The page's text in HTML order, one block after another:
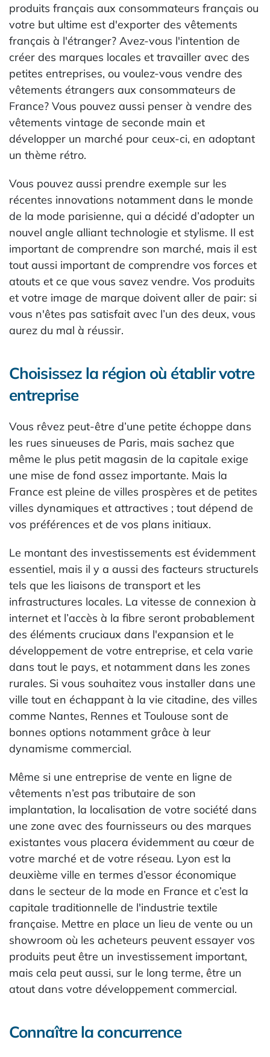
produits français aux consommateurs français ou
votre but ultime est d'exporter des vêtements
français à l'étranger? Avez-vous l'intention de
créer des marques locales et travailler avec des
petites entreprises, ou voulez-vous vendre des
vêtements étrangers aux consommateurs de
France? Vous pouvez aussi penser à vendre des
vêtements vintage de seconde main et
développer un marché pour ceux-ci, en adoptant
un thème rétro.
Vous pouvez aussi prendre exemple sur les
récentes innovations notamment dans le monde
de la mode parisienne, qui a décidé d’adopter un
nouvel angle alliant technologie et stylisme. Il est
important de comprendre son marché, mais il est
tout aussi important de comprendre vos forces et
atouts et ce que vous savez vendre. Vos produits
et votre image de marque doivent aller de pair: si
vous n'êtes pas satisfait avec l’un des deux, vous
aurez du mal à réussir.
Choisissez la région où établir votre
entreprise
Vous rêvez peut-être d’une petite échoppe dans
les rues sinueuses de Paris, mais sachez que
même le plus petit magasin de la capitale exige
une mise de fond assez importante. Mais la
France est pleine de villes prospères et de petites
villes dynamiques et attractives ; tout dépend de
vos préférences et de vos plans initiaux.
Le montant des investissements est évidemment
essentiel, mais il y a aussi des facteurs structurels
tels que les liaisons de transport et les
infrastructures locales. La vitesse de connexion à
internet et l’accès à la fibre seront probablement
des éléments cruciaux dans l'expansion et le
développement de votre entreprise, et cela varie
dans tout le pays, et notamment dans les zones
rurales. Si vous souhaitez vous installer dans une
ville tout en échappant à la vie citadine, des villes
comme Nantes, Rennes et Toulouse sont de
bonnes options notamment grâce à leur
dynamisme commercial.
Même si une entreprise de vente en ligne de
vêtements n’est pas tributaire de son
implantation, la localisation de votre société dans
une zone avec des fournisseurs ou des marques
existantes vous placera évidemment au cœur de
votre marché et de votre réseau. Lyon est la
deuxième ville en termes d’essor économique
dans le secteur de la mode en France et c’est la
capitale traditionnelle de l'industrie textile
française. Mettre en place un lieu de vente ou un
showroom où les acheteurs peuvent essayer vos
produits peut être un investissement important,
mais cela peut aussi, sur le long terme, être un
atout dans votre développement commercial.
Connaître la concurrence